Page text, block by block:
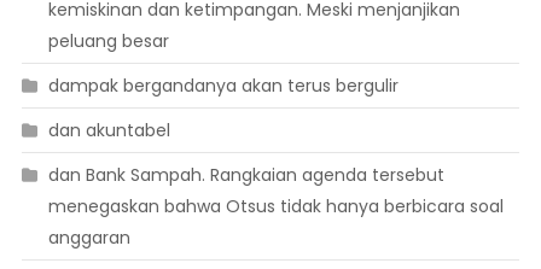
kemiskinan dan ketimpangan. Meski menjanjikan
peluang besar
dampak bergandanya akan terus bergulir
dan akuntabel
dan Bank Sampah. Rangkaian agenda tersebut
menegaskan bahwa Otsus tidak hanya berbicara soal
anggaran